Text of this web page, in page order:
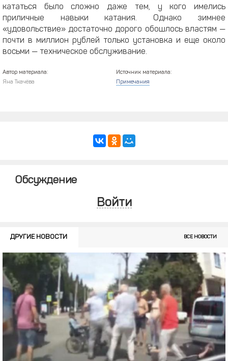
кататься было сложно даже тем, у кого имелись
приличные навыки катания. Однако зимнее
«удовольствие» достаточно дорого обошлось властям —
почти в миллион рублей только установка и еще около
восьми — техническое обслуживание.
Автор материала:
Яна Ткачёва
Источник материала:
Примечания
Обсуждение
Войти
ДРУГИЕ НОВОСТИ ВСЕ НОВОСТИ